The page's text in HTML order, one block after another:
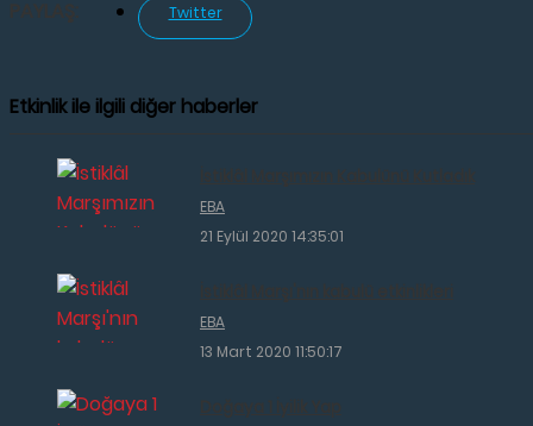
Twitter
Etkinlik ile ilgili diğer haberler
EBA
21 Eylül 2020 14:35:01
EBA
13 Mart 2020 11:50:17